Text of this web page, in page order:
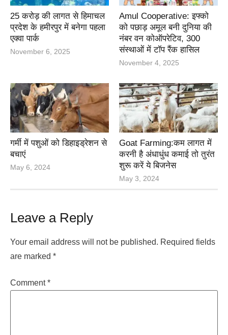
25 करोड़ की लागत से हिमाचल
प्रदेश के हमीरपुर में बनेगा पहला
एक्वा पार्क
November 6, 2025
Amul Cooperative: इफ्को
को पछाड़ अमूल बनी दुनिया की
नंबर वन कोऑपरेटिव, 300
संस्थाओं में टॉप रैंक हासिल
November 4, 2025
गर्मी में पशुओं को डिहाइड्रेशन से
बचाएं
May 6, 2024
Goat Farming:कम लागत में
करनी है अंधाधुंध कमाई तो तुरंत
शुरू करें ये बिजनेस
May 3, 2024
Leave a Reply
Your email address will not be published. Required fields
are marked *
Comment*